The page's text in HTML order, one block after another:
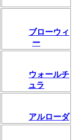
ブローウィ
ー
ウォールチ
ュラ
アルローダ